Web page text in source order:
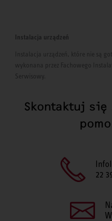
Instalacja urządzeń
Instalacja urządzeń, które nie są
wykonana przez Fachowego
Serwisowy.
Skontaktuj się
22